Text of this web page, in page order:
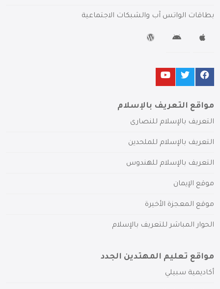
بطاقات الواتس آب والشبكات الاجتماعية
مواقع التعريف بالإسلام
التعريف بالإسلام للنصارى
التعريف بالإسلام للملحدين
التعريف بالإسلام للهندوس
موقع الإيمان
موقع المعجزة الأخيرة
الحوار المباشر للتعريف بالإسلام
مواقع تعليم المهتدين الجدد
أكاديمية سبيلي